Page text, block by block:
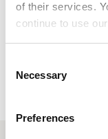
of their services.
continue to use
Necessary
Preferences